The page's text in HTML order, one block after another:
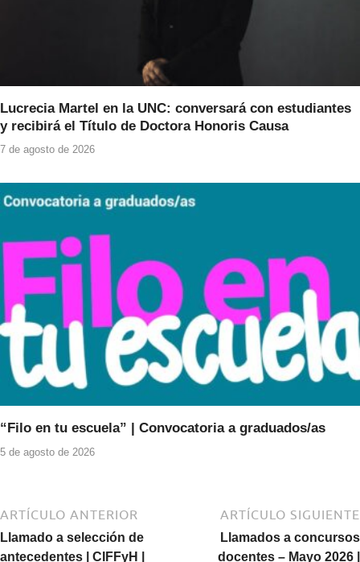
Lucrecia Martel en la UNC: conversará con estudiantes
y recibirá el Título de Doctora Honoris Causa
7 de agosto de 2026
“Filo en tu escuela” | Convocatoria a graduados/as
5 de agosto de 2026
ARTÍCULO ANTERIOR
Llamado a selección de
antecedentes | CIFFyH |
ARTÍCULO SIGUIENTE
Llamados a concursos
docentes – Mayo 2026 |